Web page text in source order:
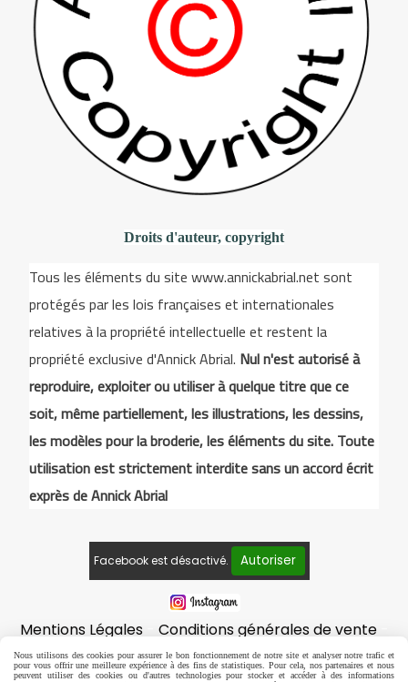
Droits d'auteur, copyright
Tous les éléments du site www.annickabrial.net sont
protégés par les lois françaises et internationales
relatives à la propriété intellectuelle et restent la
propriété exclusive d'Annick Abrial. Nul n'est autorisé à
reproduire, exploiter ou utiliser à quelque titre que ce
soit, même partiellement, les illustrations, les dessins,
les modèles pour la broderie, les éléments du site. Toute
utilisation est strictement interdite sans un accord écrit
exprès de Annick Abrial
Facebook est désactivé. Autoriser
Mentions Légales
Conditions générales de vente
Politique de confidentialité
Gestion cookies
Mon Compte
Nous utilisons des cookies pour assurer le bon fonctionnement de notre site et analyser notre trafic et
pour vous offrir une meilleure expérience à des fins de statistiques. Pour cela, nos partenaires et nous
peuvent utiliser des cookies ou d'autres technologies pour stocker et accéder à des informations